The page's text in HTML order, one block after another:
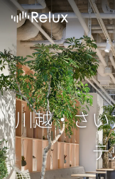
川越・さ